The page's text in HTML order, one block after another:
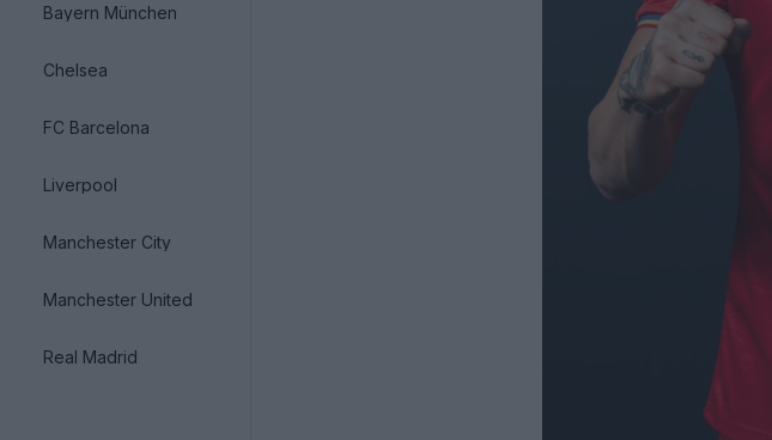
Bayern München
Chelsea
FC Barcelona
Liverpool
Manchester City
Manchester United
Real Madrid